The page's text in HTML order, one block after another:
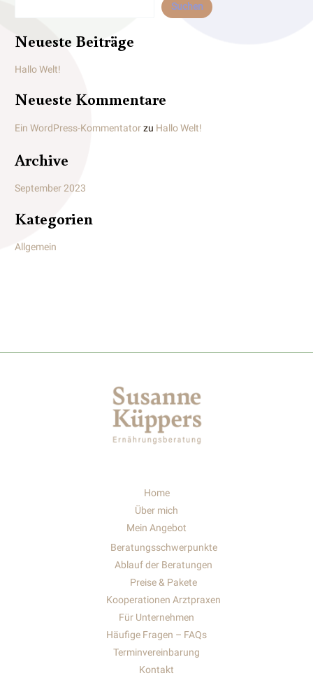
Suchen
Neueste Beiträge
Hallo Welt!
Neueste Kommentare
Ein WordPress-Kommentatorzu Hallo Welt!
Archive
September 2023
Kategorien
Allgemein
Home
Über mich
Mein Angebot
Beratungsschwerpunkte
Ablauf der Beratungen
Preise & Pakete
Kooperationen Arztpraxen
Für Unternehmen
Häufige Fragen – FAQs
Terminvereinbarung
Kontakt